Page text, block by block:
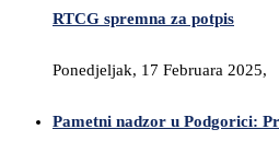
RTCG spremna za potpis
Ponedjeljak, 17 Februara 2025,
Pametni nadzor u Podgorici: